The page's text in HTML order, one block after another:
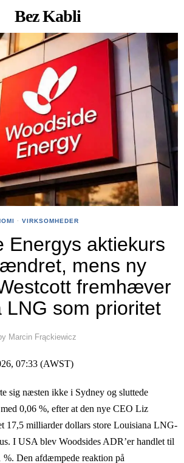
Bez Kabli
· VIRKSOMHEDER
Energys aktiekurs
mens ny
fremhæver
LNG som prioritet
Marcin Frąckiewicz
07:33 (AWST)
sig næsten ikke i Sydney og sluttede
0,06 %, efter at den nye CEO Liz
17,5 milliarder dollars store Louisiana LNG-
I USA blev Woodsides ADR’er handlet til
Den afdæmpede reaktion på